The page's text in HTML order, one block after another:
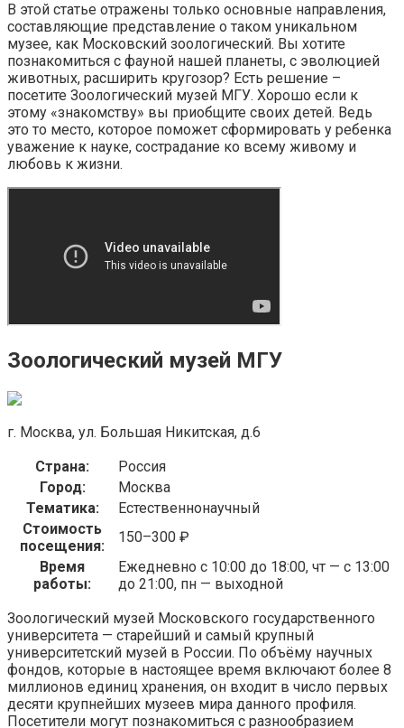
В этой статье отражены только основные направления,
составляющие представление о таком уникальном
музее, как Московский зоологический. Вы хотите
познакомиться с фауной нашей планеты, с эволюцией
животных, расширить кругозор? Есть решение –
посетите Зоологический музей МГУ. Хорошо если к
этому «знакомству» вы приобщите своих детей. Ведь
это то место, которое поможет сформировать у ребенка
уважение к науке, сострадание ко всему живому и
любовь к жизни.
Зоологический музей МГУ
г. Москва, ул. Большая Никитская, д.6
Страна:
Россия
Город:
Москва
Тематика:
Естественнонаучный
Стоимость
посещения:
150–300 ₽
Время
работы:
Ежедневно с 10:00 до 18:00, чт — с 13:00
до 21:00, пн — выходной
Зоологический музей Московского государственного
университета — старейший и самый крупный
университетский музей в России. По объёму научных
фондов, которые в настоящее время включают более 8
миллионов единиц хранения, он входит в число первых
десяти крупнейших музеев мира данного профиля.
Посетители могут познакомиться с разнообразием